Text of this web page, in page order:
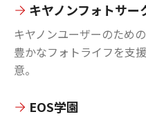
キヤノンフォトサー
キヤノンユーザーのため
豊かなフォトライフを支
意。
EOS学園